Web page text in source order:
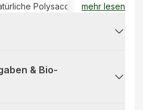
Polysaccharid Pullulan
ist COSMOS ORGANIC-
mehr lesen
& Bio-